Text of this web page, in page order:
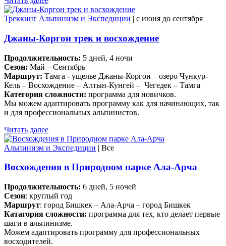
Треккинг Альпинизм и Экспедиции | c июня до сентября
Джаны-Коргон трек и восхождение
Продолжительность: 5 дней, 4 ночи
Сезон: Май – Сентябрь
Маршрут: Тамга - ущелье Джаны-Коргон – озеро Чункур-
Кель – Восхождение – Алтын-Кунгей – Чегедек – Тамга
Категория сложности: программа для новичков.
Мы можем адаптировать программу как для начинающих, так
и для профессиональных альпинистов.
Читать далее
Альпинизм и Экспедиции | Все
Восхождения в Природном парке Ала-Арча
Продолжительность: 6 дней, 5 ночей
Сезон: круглый год
Маршрут: город Бишкек – Ала-Арча – город Бишкек
Катагория сложности: программа для тех, кто делает первые
шаги в альпинизме.
Можем адаптировать программу для профессиональных
восходителей.